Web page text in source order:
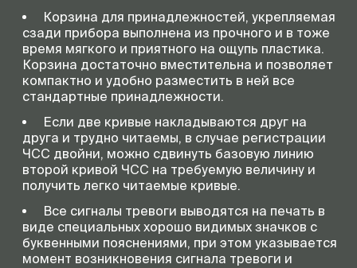
Корзина для принадлежностей, укрепляемая
сзади прибора выполнена из прочного и в тоже
время мягкого и приятного на ощупь пластика.
Корзина достаточно вместительна и позволяет
компактно и удобно разместить в ней все
стандартные принадлежности.
Если две кривые накладываются друг на
друга и трудно читаемы, в случае регистрации
ЧСС двойни, можно сдвинуть базовую линию
второй кривой ЧСС на требуемую величину и
получить легко читаемые кривые.
Все сигналы тревоги выводятся на печать в
виде специальных хорошо видимых значков с
буквенными пояснениями, при этом указывается
момент возникновения сигнала тревоги и